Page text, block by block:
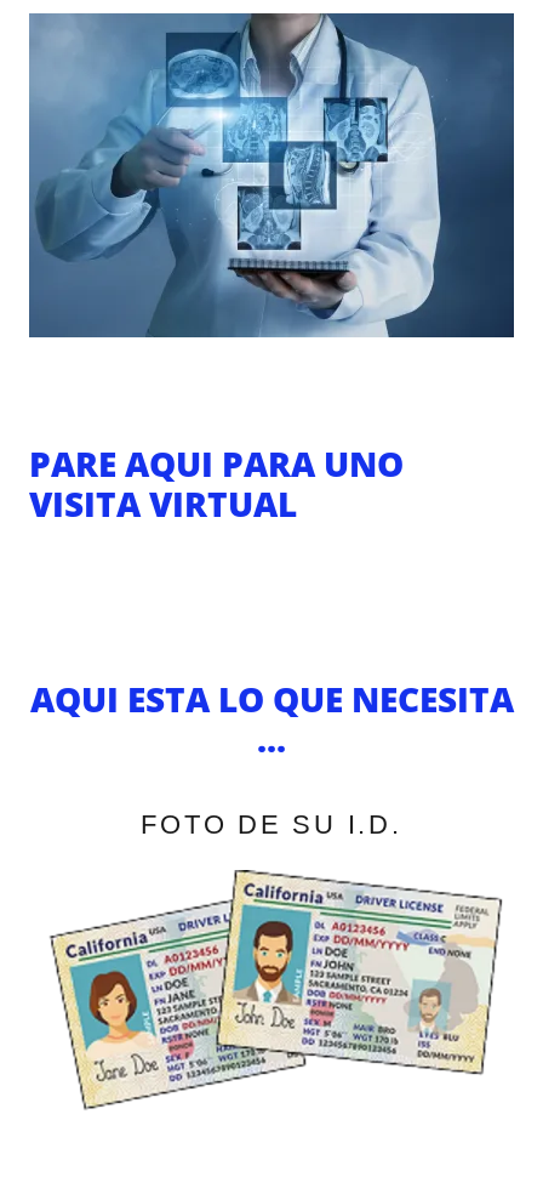
PARE AQUI PARA UNO
VISITA VIRTUAL
AQUI ESTA LO QUE NECESITA
...
FOTO DE SU I.D.